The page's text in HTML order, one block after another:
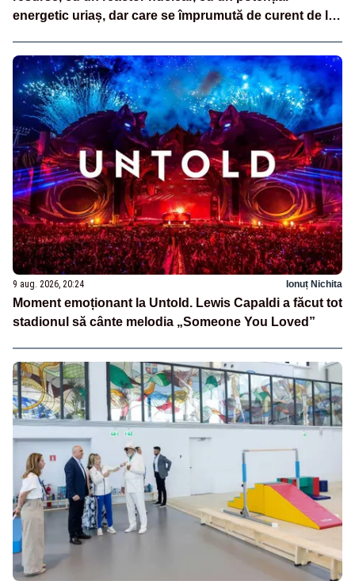
energetic uriaș, dar care se împrumută de curent de la
9 aug. 2026, 20:24 Ionuț Nichita
Moment emoționant la Untold. Lewis Capaldi a făcut tot
stadionul să cânte melodia „Someone You Loved”